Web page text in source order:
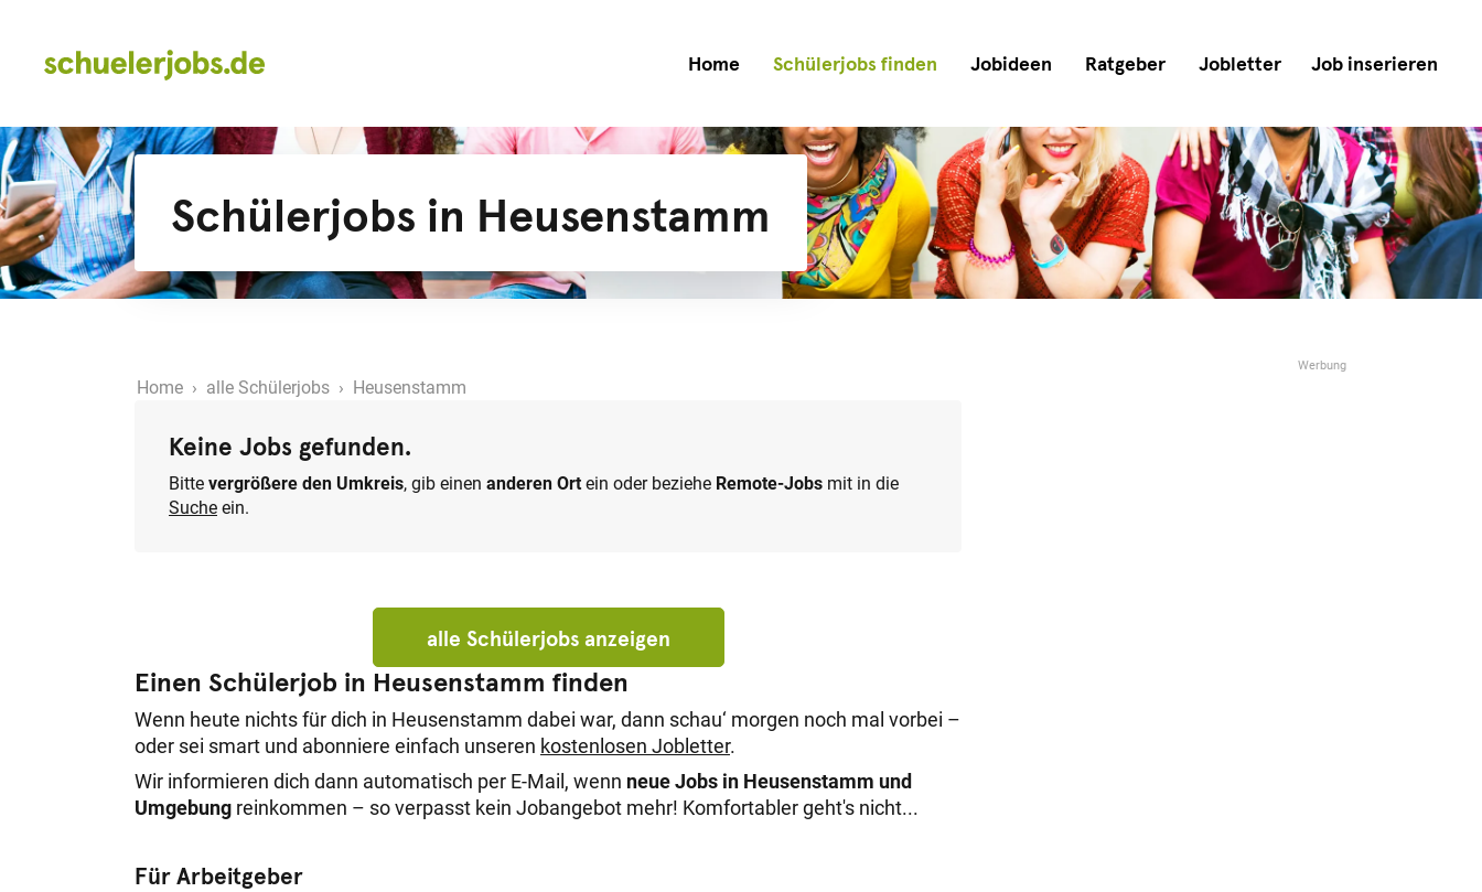
Home Schülerjobs finden Jobideen Ratgeber Jobletter Job inserieren
Schülerjobs in Heusenstamm
Home › alle Schülerjobs › Heusenstamm
Keine Jobs gefunden.
Bitte vergrößere den Umkreis, gib einen anderen Ort ein oder beziehe Remote-Jobs mit in die
Suche ein.
alle Schülerjobs anzeigen
Einen Schülerjob in Heusenstamm finden
Wenn heute nichts für dich in Heusenstamm dabei war, dann schau‘ morgen noch mal vorbei –
oder sei smart und abonniere einfach unseren kostenlosen Jobletter.
Wir informieren dich dann automatisch per E-Mail, wenn neue Jobs in Heusenstamm und
Umgebung reinkommen – so verpasst kein Jobangebot mehr! Komfortabler geht's nicht...
Für Arbeitgeber